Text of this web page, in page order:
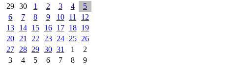
29 30 1 2 3 4
5
6
7 8 9 10 11
12
13
14 15 16 17 18
19
20
21 22 23 24 25
26
27
28 29 30 31 1
2
3
4 5 6 7 8 9